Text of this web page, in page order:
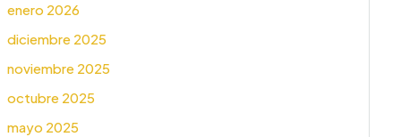
enero 2026
diciembre 2025
noviembre 2025
octubre 2025
mayo 2025